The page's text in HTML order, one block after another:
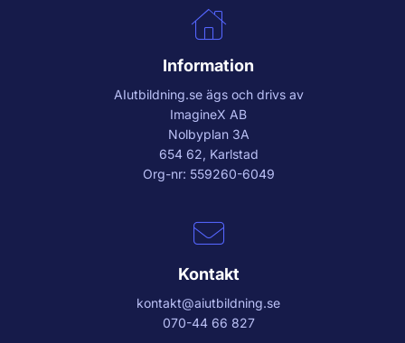
Information
AIutbildning.seägs och drivs av
ImagineX AB
Nolbyplan 3A
654 62, Karlstad
Org-nr: 559260-6049
Kontakt
kontakt@aiutbildning.se
070-44 66 827